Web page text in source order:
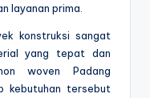
layanan prima.
konstruksi sangat
yang tepat dan
woven Padang
kebutuhan tersebut